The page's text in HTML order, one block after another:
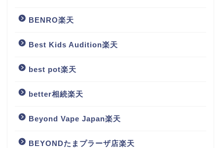
BENRO楽天
Best Kids Audition楽天
best pot楽天
better相続楽天
Beyond Vape Japan楽天
BEYONDたまプラーザ店楽天